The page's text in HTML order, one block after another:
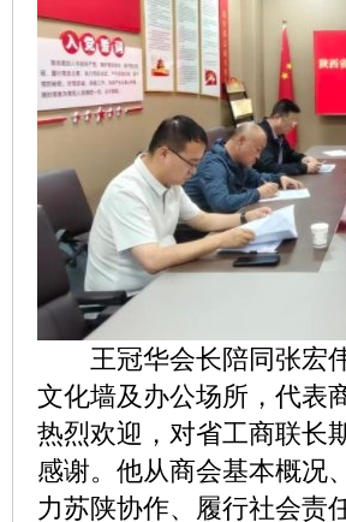
王冠华会长陪同张宏伟
文化墙及办公场所，代表
热烈欢迎，对省工商联长
感谢。他从商会基本概况
力苏陕协作、履行社会责